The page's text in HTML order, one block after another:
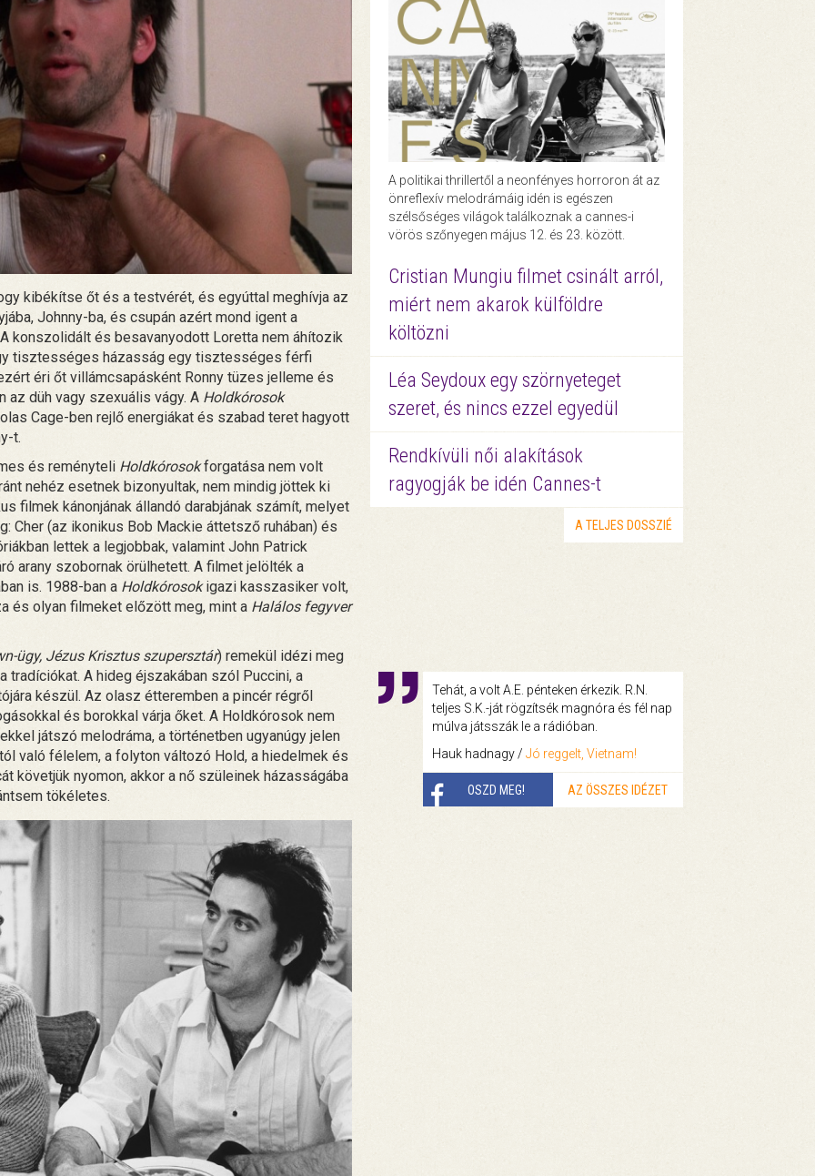
kibékítse őt és a testvérét, és egyúttal meghívja az
Johnny-ba, és csupán azért mond igent a
konszolidált és besavanyodott Loretta nem áhítozik
tisztességes házasság egy tisztességes férfi
éri őt villámcsapásként Ronny tüzes jelleme és
düh vagy szexuális vágy. A Holdkórosok
Cage-ben rejlő energiákat és szabad teret hagyott
t.
és reményteli Holdkórosokforgatása nem volt
nehéz esetnek bizonyultak, nem mindig jöttek ki
filmek kánonjának állandó darabjának számít, melyet
Cher (az ikonikus Bob Mackie áttetsző ruhában) és
lettek a legjobbak, valamint John Patrick
arany szobornak örülhetett. A filmet jelölték a
is. 1988-ban a Holdkórosokigazi kasszasiker volt,
és olyan filmeket előzött meg, mint a Halálos fegyver
ügy, Jézus Krisztus szupersztár) remekül idézi meg
A hideg éjszakában szól Puccini, a
készül. Az olasz étteremben a pincér régről
és borokkal várja őket. A Holdkórosok nem
játszó melodráma, a történetben ugyanúgy jelen
való félelem, a folyton változó Hold, a hiedelmek és
követjük nyomon, akkor a nő szüleinek házasságába
tökéletes.
A politikai thrillertől a neonfényes horroron át az
önreflexív melodrámáig idén is egészen
szélsőséges világok találkoznak a cannes-i
vörös szőnyegen május 12. és 23. között.
Cristian Mungiu filmet csinált arról,
miért nem akarok külföldre
költözni
Léa Seydoux egy szörnyeteget
szeret, és nincs ezzel egyedül
Rendkívüli női alakítások
ragyogják be idén Cannes-t
A TELJES DOSSZIÉ
Tehát, a volt A.E. pénteken érkezik. R.N.
teljes S.K.-ját rögzítsék magnóra és fél nap
múlva játsszák le a rádióban.
Hauk hadnagy / Jó reggelt, Vietnam!
OSZD MEG! AZ ÖSSZES IDÉZET